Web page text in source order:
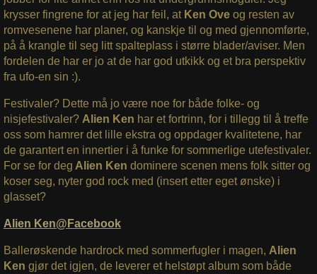
krysser fingrene for at jeg har feil, at Ken Oveog resten av
romvesenene har planer, og kanskje til og med gjennomførte,
på å krangle til seg litt spalteplass i større blader/aviser. Men
fordelen de har er jo at de har god utkikk og et bra perspektiv
fra ufo-en sin :).
Festivaler? Dette må jo være noe for både folke- og
nisjefestivaler? Alien Ken har et fortrinn, for i tillegg til å treffe
oss som hamrer det lille ekstra og oppdager kvalitetene, har
de garantert en innertier i å funke for sommerlige utefestivaler.
For se for deg Alien Ken dominere scenen mens folk sitter og
koser seg, nyter god rock med (insert etter eget ønske) i
glasset?
Alien Ken@Facebook
Ballerøskende hardrock med sommerfugler i magen, Alien
Ken gjør det igjen, de leverer et helstøpt album som både